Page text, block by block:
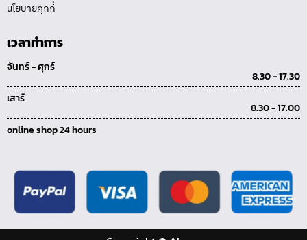
นโยบายคุกกี้
เวลาทำการ
จันทร์ - ศุกร์
8.30 - 17.30
เสาร์
8.30 - 17.00
online shop 24 hours